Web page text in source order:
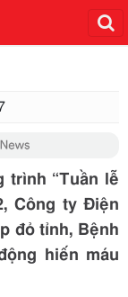
trình “Tuần lễ
Công ty Điện
đỏ tỉnh, Bệnh
hiến máu